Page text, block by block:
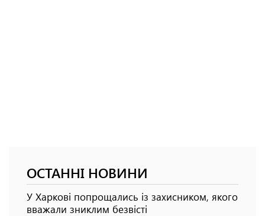
ОСТАННІ НОВИНИ
У Харкові попрощались із захисником, якого
вважали зниклим безвісті